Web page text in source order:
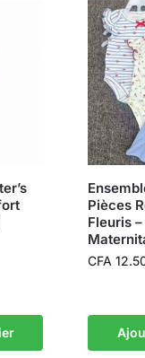
Pièces
Fleuris
CFA